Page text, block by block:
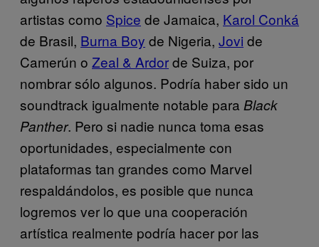
artistas como Spice de Jamaica, Karol Conká
de Brasil, Burna Boy de Nigeria, Jovi de
Camerún o Zeal & Ardorde Suiza, por
nombrar sólo algunos. Podría haber sido un
soundtrack igualmente notable para Black
Panther. Pero si nadie nunca toma esas
oportunidades, especialmente con
plataformas tan grandes como Marvel
respaldándolos, es posible que nunca
logremos ver lo que una cooperación
artística realmente podría hacer por las